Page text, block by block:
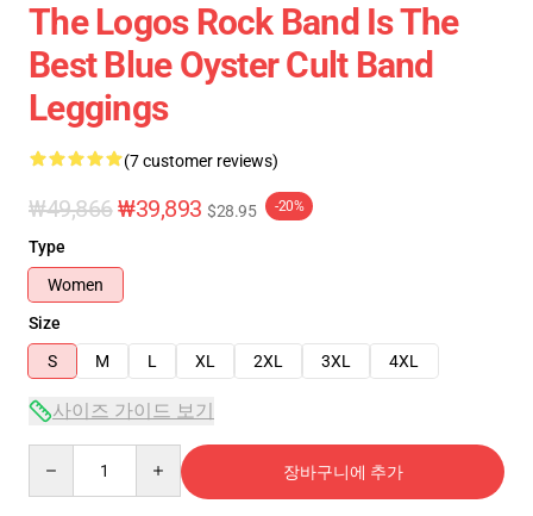
The Logos Rock Band Is The
Best Blue Oyster Cult Band
Leggings
(7 customer reviews)
₩49,866₩39,893 $28.95 -20%
Type
Women
Size
S
M L XL 2XL 3XL 4XL
사이즈 가이드 보기
장바구니에 추가